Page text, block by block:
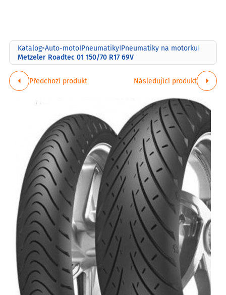
Katalog>Auto-moto|Pneumatiky|Pneumatiky na motorku|
Metzeler Roadtec 01 150/70 R17 69V
Předchozí produkt Následující produkt